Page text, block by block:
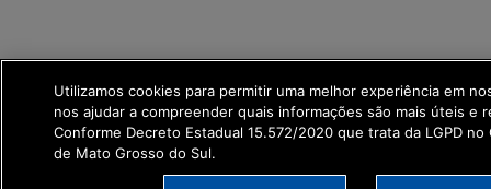
Utilizamos cookies para permitir uma melhor experiência em
nos ajudar a compreender quais informações são mais úteis e
Conforme Decreto Estadual 15.572/2020 que trata da LGPD
de Mato Grosso do Sul.